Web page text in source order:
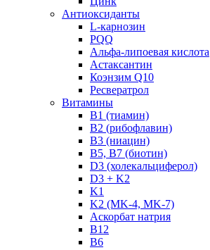
Антиоксиданты
L-карнозин
PQQ
Альфа-липоевая кислота
Астаксантин
Коэнзим Q10
Ресвератрол
Витамины
B1 (тиамин)
B2 (рибофлавин)
B3 (ниацин)
B5, B7 (биотин)
D3 (холекальциферол)
D3 + K2
K1
K2 (MK-4, MK-7)
Аскорбат натрия
В12
В6